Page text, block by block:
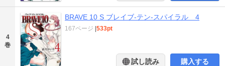
4
巻
BRAVE 10 S ブレイブ-テン-スパイラル 4
167ページ 533pt
試し読み 購入する